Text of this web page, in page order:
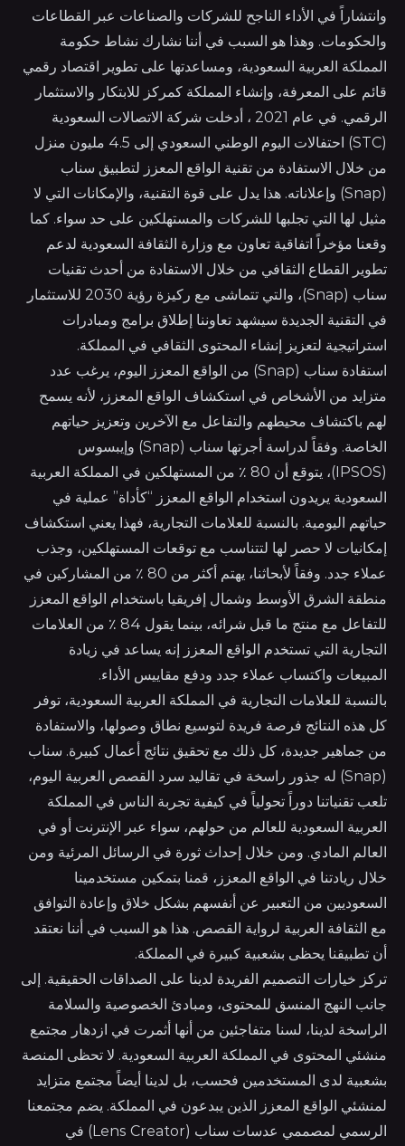
وانتشاراً في الأداء الناجح للشركات والصناعات عبر القطاعات
والحكومات. وهذا هو السبب في أننا نشارك نشاط حكومة
المملكة العربية السعودية، ومساعدتها على تطوير اقتصاد رقمي
قائم على المعرفة، وإنشاء المملكة كمركز للابتكار والاستثمار
الرقمي. في عام 2021 ، أدخلت شركة الاتصالات السعودية
(STC) احتفالات اليوم الوطني السعودي إلى 4.5 مليون منزل
من خلال الاستفادة من تقنية الواقع المعزز لتطبيق سناب
(Snap) وإعلاناته. هذا يدل على قوة التقنية، والإمكانات التي لا
مثيل لها التي تجلبها للشركات والمستهلكين على حد سواء. كما
وقعنا مؤخراً اتفاقية تعاون مع وزارة الثقافة السعودية لدعم
تطوير القطاع الثقافي من خلال الاستفادة من أحدث تقنيات
سناب (Snap)، والتي تتماشى مع ركيزة رؤية 2030 للاستثمار
في التقنية الجديدة سيشهد تعاوننا إطلاق برامج ومبادرات
استراتيجية لتعزيز إنشاء المحتوى الثقافي في المملكة.
استفادة سناب (Snap) من الواقع المعزز اليوم، يرغب عدد
متزايد من الأشخاص في استكشاف الواقع المعزز، لأنه يسمح
لهم باكتشاف محيطهم والتفاعل مع الآخرين وتعزيز حياتهم
الخاصة. وفقاً لدراسة أجرتها سناب (Snap) وإيبسوس
(IPSOS)، يتوقع أن 80 ٪ من المستهلكين في المملكة العربية
السعودية يريدون استخدام الواقع المعزز “كأداة” عملية في
حياتهم اليومية. بالنسبة للعلامات التجارية، فهذا يعني استكشاف
إمكانيات لا حصر لها لتتناسب مع توقعات المستهلكين، وجذب
عملاء جدد. وفقاً لأبحاثنا، يهتم أكثر من 80 ٪ من المشاركين في
منطقة الشرق الأوسط وشمال إفريقيا باستخدام الواقع المعزز
للتفاعل مع منتج ما قبل شرائه، بينما يقول 84 ٪ من العلامات
التجارية التي تستخدم الواقع المعزز إنه يساعد في زيادة
المبيعات واكتساب عملاء جدد ودفع مقاييس الأداء.
بالنسبة للعلامات التجارية في المملكة العربية السعودية، توفر
كل هذه النتائج فرصة فريدة لتوسيع نطاق وصولها، والاستفادة
من جماهير جديدة، كل ذلك مع تحقيق نتائج أعمال كبيرة. سناب
(Snap) له جذور راسخة في تقاليد سرد القصص العربية اليوم،
تلعب تقنياتنا دوراً تحولياً في كيفية تجربة الناس في المملكة
العربية السعودية للعالم من حولهم، سواء عبر الإنترنت أو في
العالم المادي. ومن خلال إحداث ثورة في الرسائل المرئية ومن
خلال ريادتنا في الواقع المعزز، قمنا بتمكين مستخدمينا
السعوديين من التعبير عن أنفسهم بشكل خلاق وإعادة التوافق
مع الثقافة العربية لرواية القصص. هذا هو السبب في أننا نعتقد
أن تطبيقنا يحظى بشعبية كبيرة في المملكة.
تركز خيارات التصميم الفريدة لدينا على الصداقات الحقيقية. إلى
جانب النهج المنسق للمحتوى، ومبادئ الخصوصية والسلامة
الراسخة لدينا، لسنا متفاجئين من أنها أثمرت في ازدهار مجتمع
منشئي المحتوى في المملكة العربية السعودية. لا تحظى المنصة
بشعبية لدى المستخدمين فحسب، بل لدينا أيضاً مجتمع متزايد
لمنشئي الواقع المعزز الذين يبدعون في المملكة. يضم مجتمعنا
الرسمي لمصممي عدسات سناب (Lens Creator) في